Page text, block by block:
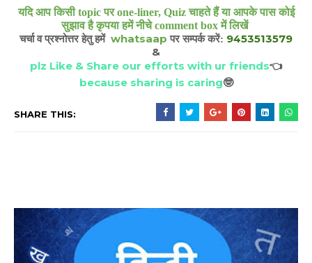
यदि आप किसी topic पर one-liner, Quiz चाहते हैं या आपके पास कोई
सुझाव है कृपया हमें नीचे comment box में लिखें
चर्चा व प्रश्नोत्तर हेतु हमें whatsaap पर सम्पर्क करें: 9453513579
&
plz Like & Share our efforts with ur friends👈
because sharing is caring🤓
SHARE THIS: